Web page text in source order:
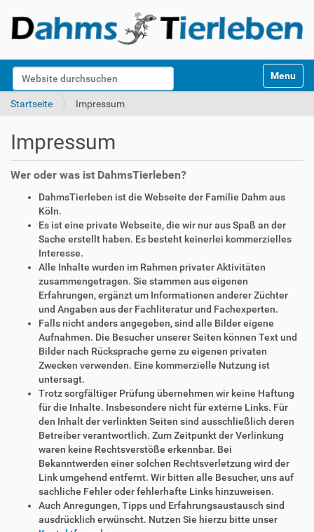
Website durchsuchen
k
Toggle
Startseite Impressum
Impressum
Wer oder was ist DahmsTierleben?
DahmsTierleben ist die Webseite der Familie Dahm aus
Köln.
Es ist eine private Webseite, die wir nur aus Spaß an der
Sache erstellt haben. Es besteht keinerlei kommerzielles
Interesse.
Alle Inhalte wurden im Rahmen privater Aktivitäten
zusammengetragen. Sie stammen aus eigenen
Erfahrungen, ergänzt um Informationen anderer Züchter
und Angaben aus der Fachliteratur und Fachexperten.
Falls nicht anders angegeben, sind alle Bilder eigene
Aufnahmen. Die Besucher unserer Seiten können Text und
Bilder nach Rücksprache gerne zu eigenen privaten
Zwecken verwenden. Eine kommerzielle Nutzung ist
untersagt.
Trotz sorgfältiger Prüfung übernehmen wir keine Haftung
für die Inhalte. Insbesondere nicht für externe Links. Für
den Inhalt der verlinkten Seiten sind ausschließlich deren
Betreiber verantwortlich. Zum Zeitpunkt der Verlinkung
waren keine Rechtsverstöße erkennbar. Bei
Bekanntwerden einer solchen Rechtsverletzung wird der
Link umgehend entfernt. Wir bitten alle Besucher, uns auf
sachliche Fehler oder fehlerhafte Links hinzuweisen.
Auch Anregungen, Tipps und Erfahrungsaustausch sind
ausdrücklich erwünscht. Nutzen Sie hierzu bitte unser